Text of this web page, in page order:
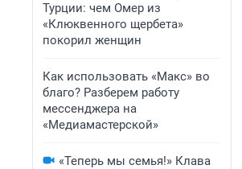
Турции: чем Омер из
«Клюквенного щербета»
покорил женщин
Как использовать «Макс» во
благо? Разберем работу
мессенджера на
«Медиамастерской»
«Теперь мы семья!» Клава